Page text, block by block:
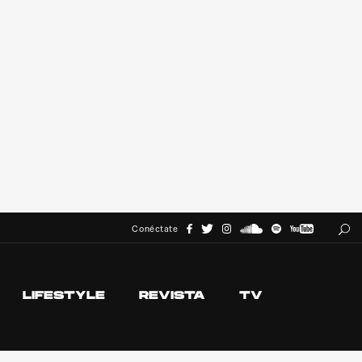
Conéctate
LIFESTYLE REVISTA TV